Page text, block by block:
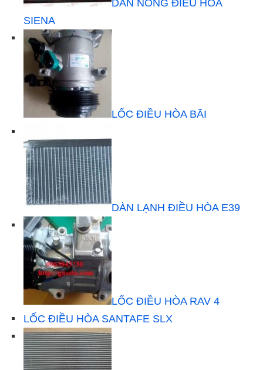
DÀN NÓNG ĐIỀU HÒA
SIENA
LỐC ĐIỀU HÒA BÃI
DÀN LẠNH ĐIỀU HÒA E39
LỐC ĐIỀU HÒA RAV 4
LỐC ĐIỀU HÒA SANTAFE SLX